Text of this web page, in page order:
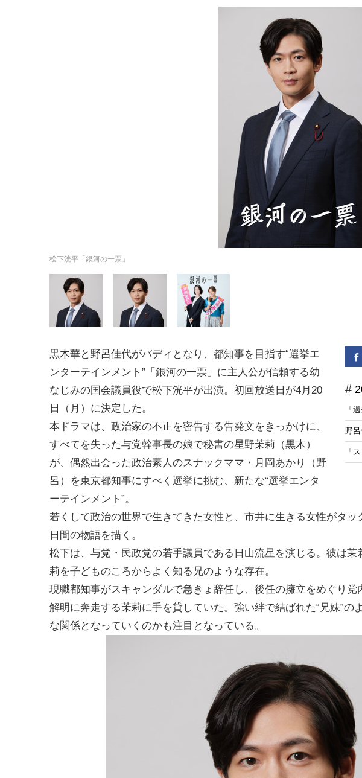
松下洸平「銀河の一票」
「
野
「
黒木華と野呂佳代がバディとなり、都知事を目指す“選挙エ
ンターテインメント”「銀河の一票」に主人公が信頼する幼
なじみの国会議員役で松下洸平が出演。初回放送日が4月20
日（月）に決定した。
本ドラマは、政治家の不正を密告する告発文をきっかけに、
すべてを失った与党幹事長の娘で秘書の星野茉莉（黒木）
が、偶然出会った政治素人のスナックママ・月岡あかり（野
呂）を東京都知事にすべく選挙に挑む、新たな“選挙エンタ
ーテインメント”。
若くして政治の世界で生きてきた女性と、市井に生きる女性がタ
日間の物語を描く。
松下は、与党・民政党の若手議員である日山流星を演じる。彼は
莉を子どものころからよく知る兄のような存在。
現職都知事がスキャンダルで急きょ辞任し、後任の擁立をめぐり
解明に奔走する茉莉に手を貸していた。強い絆で結ばれた“兄妹”の
な関係となっていくのかも注目となっている。